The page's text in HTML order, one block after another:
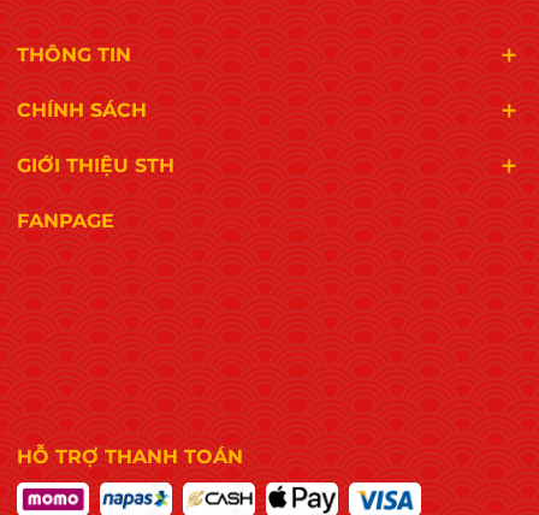
THÔNG TIN
CHÍNH SÁCH
GIỚI THIỆU STH
FANPAGE
HỖ TRỢ THANH TOÁN